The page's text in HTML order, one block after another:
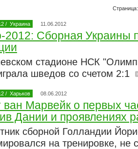
Страница:
/ Украина 11.06.2012
2012: Сборная Украины
стадионе НСК
шведов со счетом 2:1
/ Харьков 08.06.2012
ван Марвейк о первых
Дании и проявлениях
сборной Голландии
на тренировке, не